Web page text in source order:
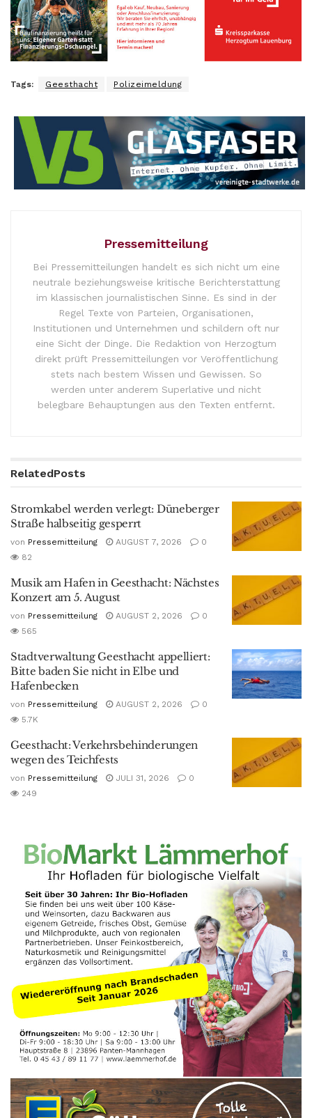
Tags: Geesthacht Polizeimeldung
Pressemitteilung
Bei Pressemitteilungen handelt es sich nicht um eine
neutrale beziehungsweise kritische Berichterstattung
im klassischen journalistischen Sinne. Es sind in der
Regel Texte von Parteien, Organisationen,
Institutionen und Unternehmen und schildern oft nur
eine Sicht der Dinge. Die Redaktion von Herzogtum
direkt prüft Pressemitteilungen vor Veröffentlichung
stets nach bestem Wissen und Gewissen. So
werden unter anderem Superlative und nicht
belegbare Behauptungen aus den Texten entfernt.
RelatedPosts
Stromkabel werden verlegt: Düneberger
Straße halbseitig gesperrt
von Pressemitteilung AUGUST 7, 2026
0
82
Musik am Hafen in Geesthacht: Nächstes
Konzert am 5. August
von Pressemitteilung AUGUST 2, 2026
0
565
Stadtverwaltung Geesthacht appelliert:
Bitte baden Sie nicht in Elbe und
Hafenbecken
von Pressemitteilung AUGUST 2, 2026
0
5.7K
Geesthacht: Verkehrsbehinderungen
wegen des Teichfests
von Pressemitteilung JULI 31, 2026
0
249